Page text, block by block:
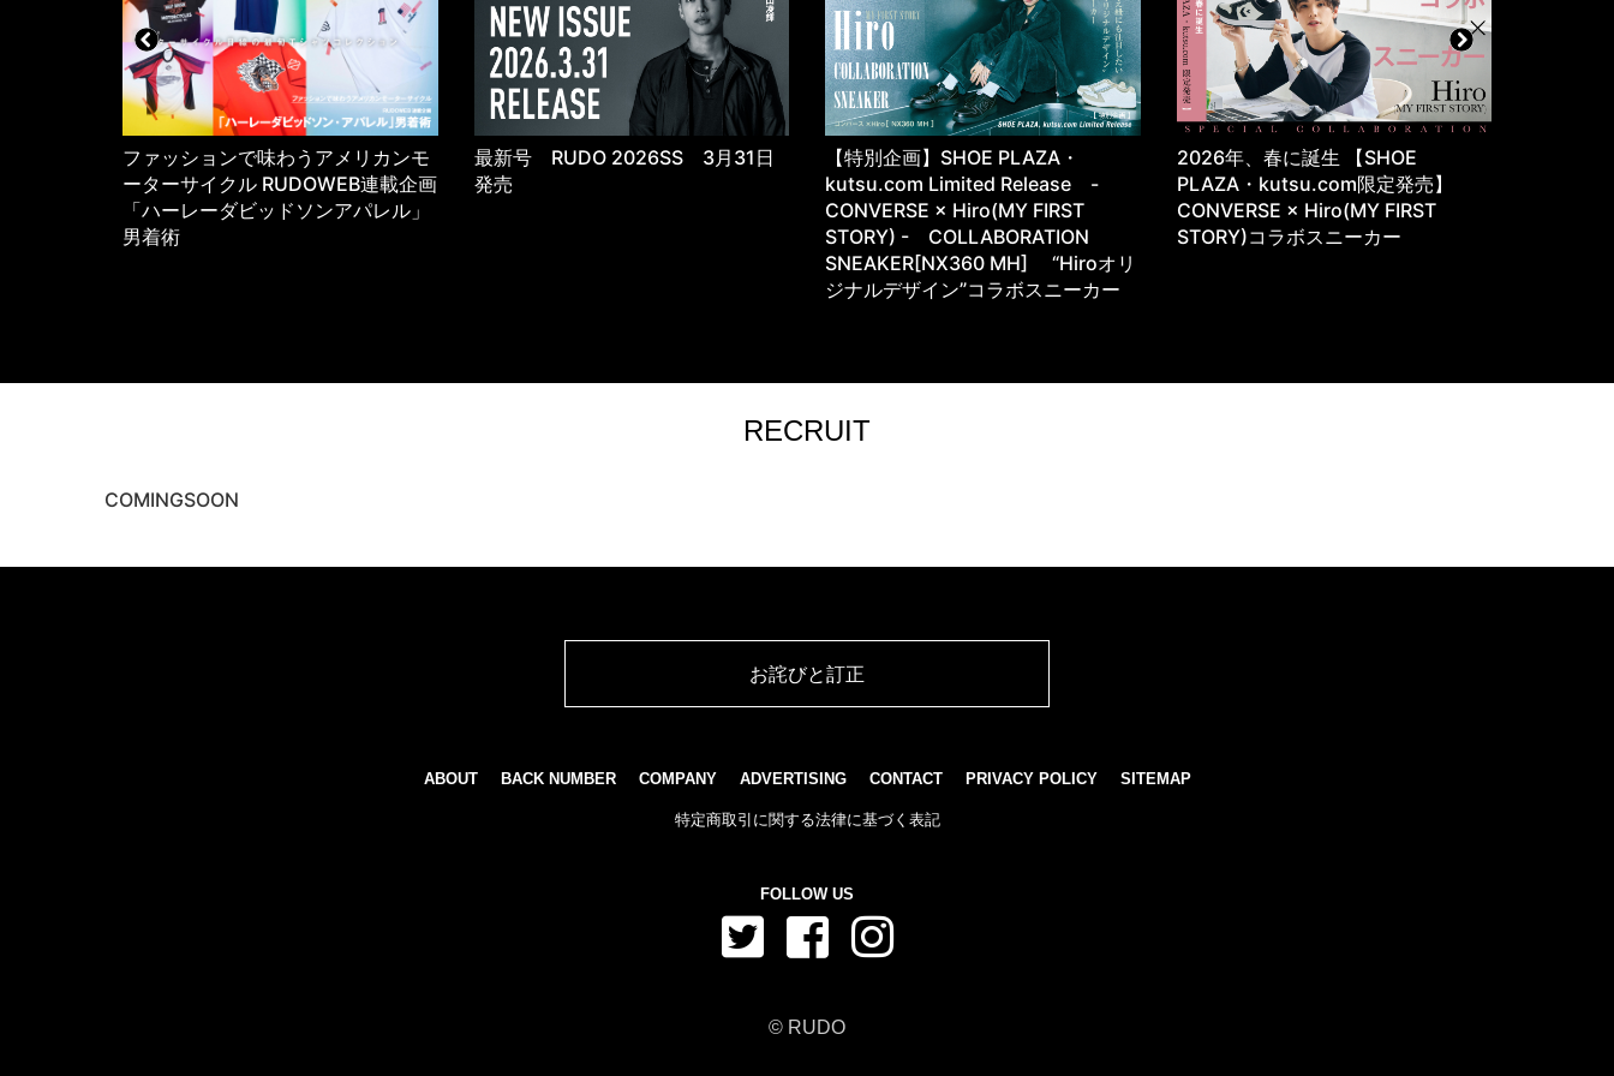
ファッションで味わうアメリカンモ
ーターサイクル RUDOWEB連載企画
「ハーレーダビッドソンアパレル」
男着術
最新号 RUDO 2026SS 3月31日
発売
【特別企画】SHOE PLAZA・
kutsu.com Limited Release -
CONVERSE × Hiro(MY FIRST
STORY) - COLLABORATION
SNEAKER[NX360 MH] “Hiroオリ
ジナルデザイン”コラボスニーカー
2026年、春に誕生 【SHOE
PLAZA・kutsu.com限定発売】
CONVERSE × Hiro(MY FIRST
STORY)コラボスニーカー
RECRUIT
COMINGSOON
お詫びと訂正
ABOUT BACK NUMBER COMPANY ADVERTISING CONTACT PRIVACY POLICY SITEMAP
特定商取引に関する法律に基づく表記
FOLLOW US
© RUDO